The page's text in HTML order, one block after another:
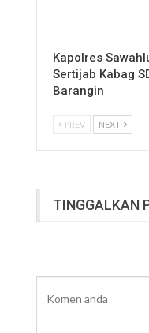
Kapolres
Sertijab Kabag
Barangin
PREV NEXT
TINGGALKAN